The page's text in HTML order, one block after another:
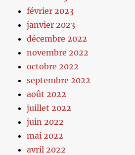
février 2023
janvier 2023
décembre 2022
novembre 2022
octobre 2022
septembre 2022
août 2022
juillet 2022
juin 2022
mai 2022
avril 2022